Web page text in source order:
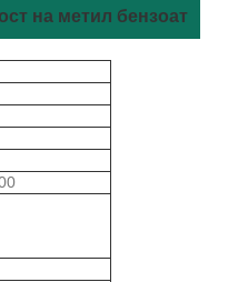
на метил бензоат